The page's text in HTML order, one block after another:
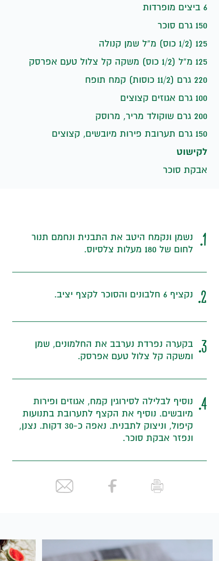
6 ביצים מופרדות
150 גרם סוכר
125 (1/2 כוס) מ”ל שמן קנולה
125 מ”ל (1/2 כוס) משקה קל צלול טעם אפרסק
220 גרם (11/2 כוסות) קמח תופח
100 גרם אגוזים קצוצים
200 גרם שוקולד מריר, מרוסק
150 גרם תערובת פירות מיובשים, קצוצים
לקישוט
אבקת סוכר
1.
נשמן ונקמח היטב את התבנית ונחמם תנור
לחום של 180 מעלות צלסיוס.
2. נקציף 6 חלבונים והסוכר לקצף יציב.
3.
בקערה נפרדת נערבב את החלמונים, שמן
ומשקה קל צלול טעם אפרסק.
4.
נוסיף לבלילה לסירוגין קמח, אגוזים ופירות
מיובשים. נוסיף את הקצף לתערובת בתנועות
קיפול, וניצוק לתבנית. נאפה כ-30 דקות. נצנן,
ונפזר אבקת סוכר.